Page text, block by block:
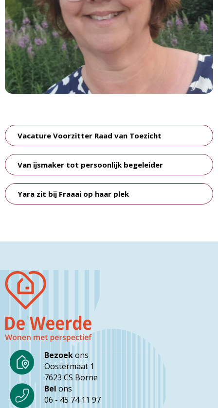
Vacature Voorzitter Raad van Toezicht
Van ijsmaker tot persoonlijk begeleider
Yara zit bij Fraaai op haar plek
Bezoekons
Oostermaat 1
7623 CS Borne
Bel ons
06 - 45 74 11 97